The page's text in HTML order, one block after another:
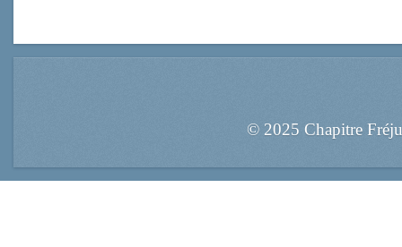
© 2025 Chapitre